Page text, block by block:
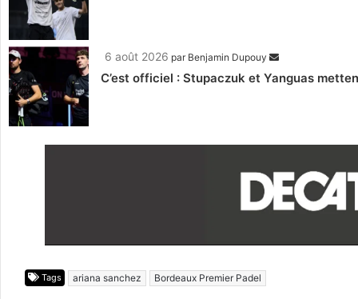
6 août 2026 par Benjamin Dupouy
C’est officiel : Stupaczuk et Yanguas
Tags ariana sanchez Bordeaux Premier Padel